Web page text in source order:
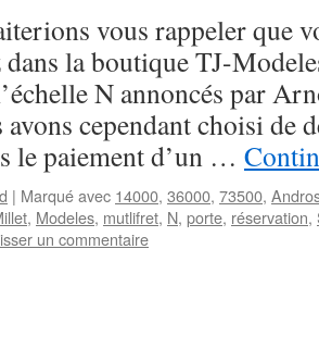
vous rappeler que
dans la boutique TJ-
N annoncés par
cependant choisi de
le paiement d’un …
| Marqué avec 14000, 36000, 73500,
, Modeles, mutlifret, N, porte, réservation,
un commentaire